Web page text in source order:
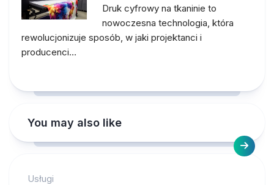
Druk cyfrowy na tkaninie to
nowoczesna technologia, która
rewolucjonizuje sposób, w jaki projektanci i
producenci…
You may also like
Usługi